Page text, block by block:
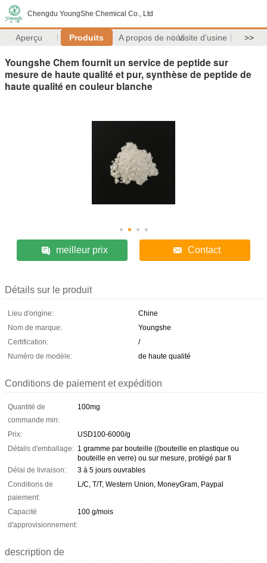
Chengdu YoungShe Chemical Co., Ltd
Aperçu Produits A propos de nousVisite d'usine >>
Youngshe Chem fournit un service de peptide sur
mesure de haute qualité et pur, synthèse de peptide de
haute qualité en couleur blanche
meilleur prix Contact
Détails sur le produit
Lieu d'origine:
Chine
Nom de marque:
Youngshe
Certification:
/
Numéro de modèle:
de haute qualité
Conditions de paiement et expédition
Quantité de
commande min:
100mg
Prix:
USD100-6000/g
Détails d'emballage: 1 gramme par bouteille ((bouteille en plastique ou
bouteille en verre) ou sur mesure, protégé par fi
Délai de livraison:
3 à 5 jours ouvrables
Conditions de
paiement:
L/C, T/T, Western Union, MoneyGram, Paypal
Capacité
d'approvisionnement:
100 g/mois
description de